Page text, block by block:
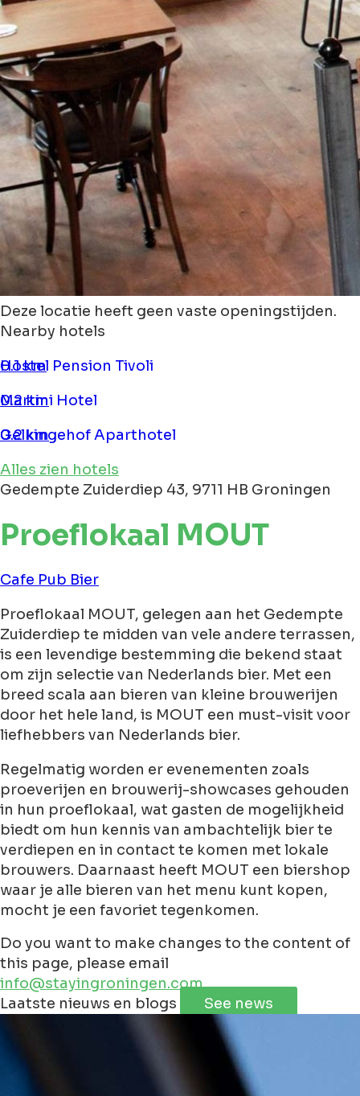
Deze locatie heeft geen vaste openingstijden.
Nearby hotels
Hostel Pension Tivoli
0.1 km
Martini Hotel
0.2 km
Gelkingehof Aparthotel
0.2 km
Alles zien hotels
Gedempte Zuiderdiep 43, 9711 HB Groningen
Proeflokaal MOUT
Cafe Pub Bier
Proeflokaal MOUT, gelegen aan het Gedempte
Zuiderdiep te midden van vele andere terrassen,
is een levendige bestemming die bekend staat
om zijn selectie van Nederlands bier. Met een
breed scala aan bieren van kleine brouwerijen
door het hele land, is MOUT een must-visit voor
liefhebbers van Nederlands bier.
Regelmatig worden er evenementen zoals
proeverijen en brouwerij-showcases gehouden
in hun proeflokaal, wat gasten de mogelijkheid
biedt om hun kennis van ambachtelijk bier te
verdiepen en in contact te komen met lokale
brouwers. Daarnaast heeft MOUT een biershop
waar je alle bieren van het menu kunt kopen,
mocht je een favoriet tegenkomen.
Do you want to make changes to the content of
this page, please email
info@stayingroningen.com
+
Leaflet | ©JawgMaps©OpenStreetMapcontributorss
Laatste nieuws en blogs See news